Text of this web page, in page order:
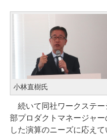
小林直樹氏
続いて同社ワークステー
部プロダクトマネージャ
した演算のニーズに応え